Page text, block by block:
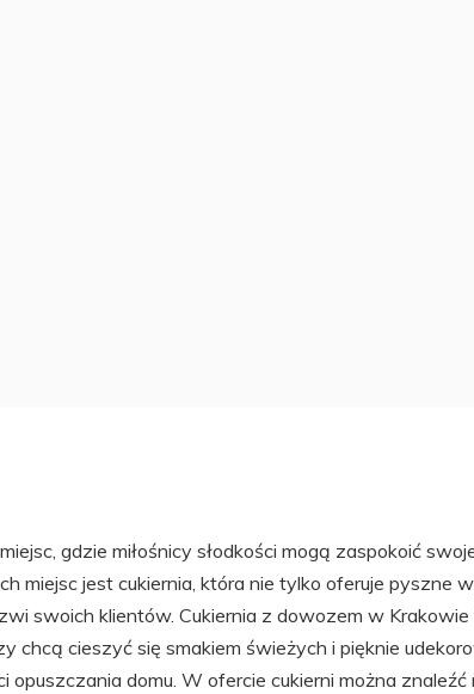
gdzie miłośnicy słodkości mogą zaspokoić
miejsc jest cukiernia, która nie tylko oferuje pyszne
swoich klientów. Cukiernia z dowozem w
chcą cieszyć się smakiem świeżych i pięknie
opuszczania domu. W ofercie cukierni można znaleźć